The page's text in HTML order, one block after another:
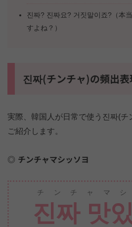
진짜? 진짜요? 거짓말이죠?（本
すよね？）
진짜(チンチャ)の頻出
実際、韓国人が日常で使う진짜(チ
ご紹介します。
チンチャマシッソヨ
진짜 맛
チンチャマシ